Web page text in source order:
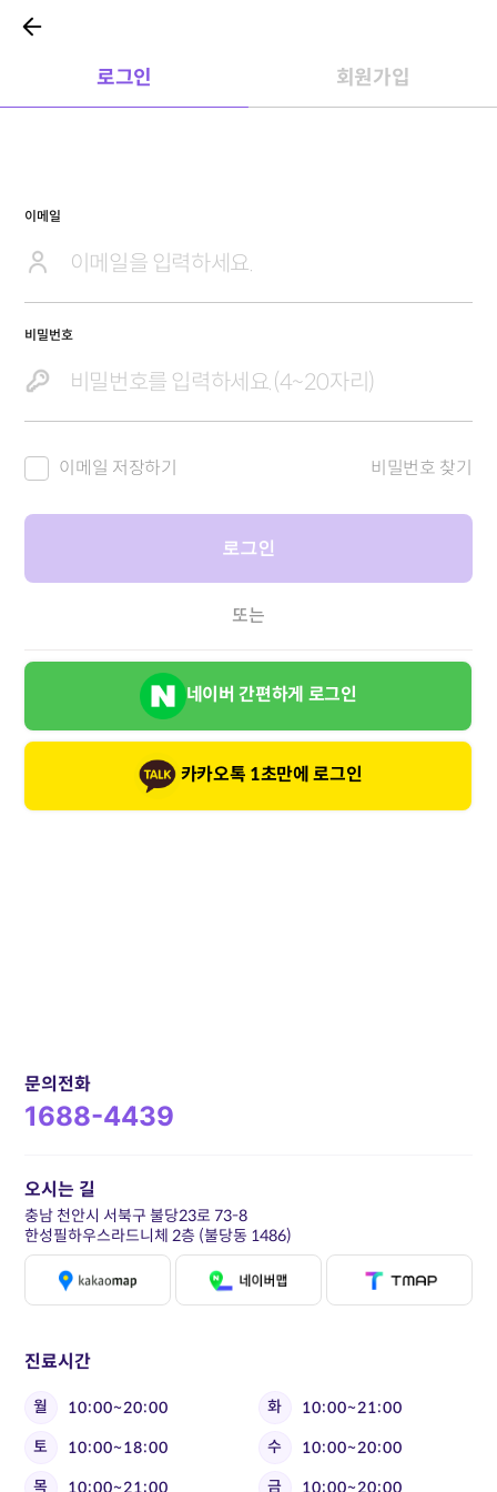
로그인 회원가입
이메일
비밀번호
이메일 저장하기 비밀번호 찾기
로그인
또는
네이버 간편하게 로그인
카카오톡 1초만에 로그인
문의전화
1688-4439
진료시간
월 10:00~20:00 화
10:00~21:00
토
10:00~18:00 수
10:00~20:00
목
10:00~21:00 금 10:00~20:00
오시는 길
충남 천안시 서북구 불당23로 73-8
한성필하우스라드니체 2층 (불당동 1486)